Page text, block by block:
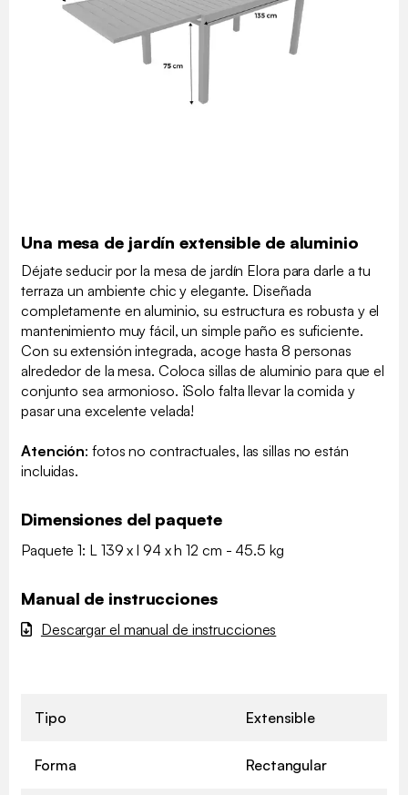
Una mesa de jardín extensible de aluminio
Déjate seducir por la mesa de jardín Elora para darle a tu
terraza un ambiente chic y elegante. Diseñada
completamente en aluminio, su estructura es robusta y el
mantenimiento muy fácil, un simple paño es suficiente.
Con su extensión integrada, acoge hasta 8 personas
alrededor de la mesa. Coloca sillas de aluminio para que el
conjunto sea armonioso. ¡Solo falta llevar la comida y
pasar una excelente velada!
Atención: fotos no contractuales, las sillas no están
incluidas.
Dimensiones del paquete
Paquete 1: L 139 x l 94 x h 12 cm - 45.5 kg
Manual de instrucciones
Descargar el manual de instrucciones
Tipo Extensible
Forma Rectangular